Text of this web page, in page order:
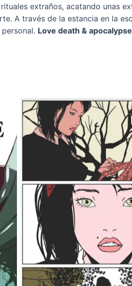
extraños, acatando unas
A través de la estancia en la
Love death & apocalypse